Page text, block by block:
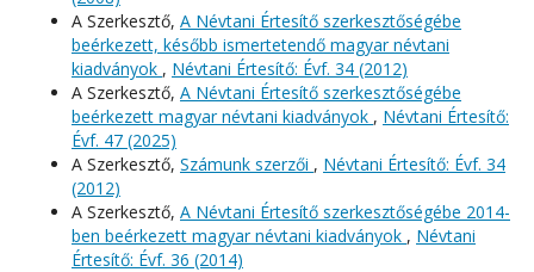
A Szerkesztő, A Névtani Értesítő szerkesztőségébe
beérkezett, később ismertetendő magyar névtani
kiadványok , Névtani Értesítő: Évf. 34 (2012)
A Szerkesztő, A Névtani Értesítő szerkesztőségébe
beérkezett magyar névtani kiadványok , Névtani Értesítő:
Évf. 47 (2025)
A Szerkesztő, Számunk szerzői , Névtani Értesítő: Évf. 34
(2012)
A Szerkesztő, A Névtani Értesítő szerkesztőségébe 2014-
ben beérkezett magyar névtani kiadványok , Névtani
Értesítő: Évf. 36 (2014)